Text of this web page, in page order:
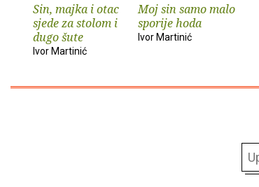
Sin, majka i otac
sjede za stolom i
dugo šute
Ivor Martinić
Moj sin samo malo
sporije hoda
Ivor Martinić